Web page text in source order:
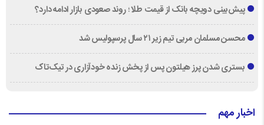
پیش‌بینی دویچه‌ بانک از قیمت طلا ؛ روند صعودی بازار ادامه دارد؟
محسن مسلمان مربی تیم زیر ۲۱ سال پرسپولیس شد
بستری شدن پرز هیلتون پس از پخش زنده خودآزاری در تیک‌تاک
اخبار مهم